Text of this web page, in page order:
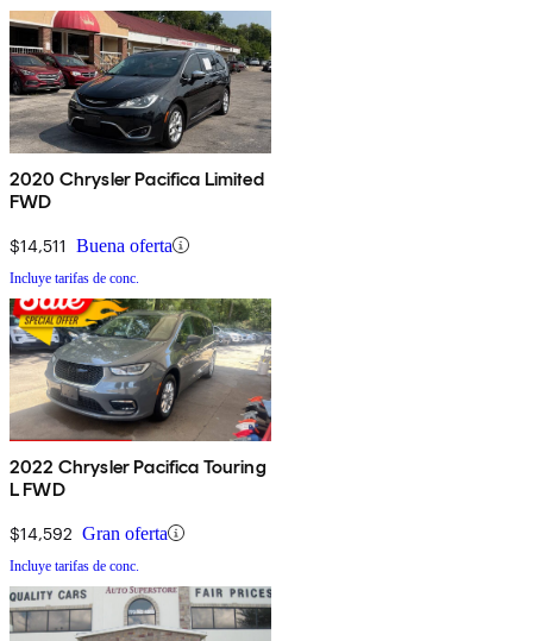
2020 Chrysler Pacifica Limited
FWD
$14,511 Buena oferta
Incluye tarifas de conc.
2022 Chrysler Pacifica Touring
L FWD
$14,592 Gran oferta
Incluye tarifas de conc.